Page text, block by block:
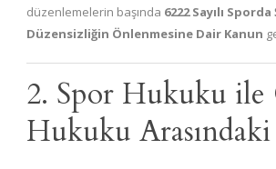
düzenlemelerin başında 6222 Sayılı
Düzensizliğin Önlenmesine Dair Kanun
2. Spor Hukuku ile
Hukuku